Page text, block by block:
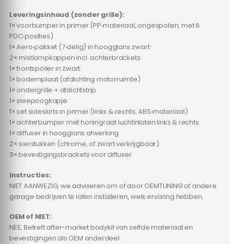
Leveringsinhoud (zonder grille):
1× voorbumper in primer (PP‑materiaal, ongespoten, met 6
PDC‑posities)
1× Aero‑pakket (7‑delig) in hoogglans zwart
2× mistlampkappen incl. achterbrackets
1× frontspoiler in zwart
1× bodemplaat (afdichting motorruimte)
1× ondergrille + afdichtstrip
1× sleepoogkapje
1× set sideskirts in primer (links & rechts, ABS‑materiaal)
1× achterbumper met honingraat luchtinlaten links & rechts
1× diffuser in hoogglans afwerking
2× sierstukken (chrome, of zwart verkrijgbaar)
3× bevestigingsbrackets voor diffuser
Instructies:
NIET AANWEZIG, we adviseren om of door OEMTUNING of andere
garage bedrijven te laten installeren, welk ervaring hebben.
OEM of NIET:
NEE, Betreft after-market bodykit van zelfde materiaal en
bevestigingen als OEM onderdeel.